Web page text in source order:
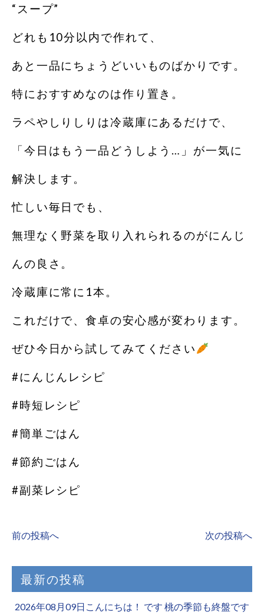
“スープ”
どれも10分以内で作れて、
あと一品にちょうどいいものばかりです。
特におすすめなのは作り置き。
ラペやしりしりは冷蔵庫にあるだけで、
「今日はもう一品どうしよう…」が一気に
解決します。
忙しい毎日でも、
無理なく野菜を取り入れられるのがにんじ
んの良さ。
冷蔵庫に常に1本。
これだけで、食卓の安心感が変わります。
ぜひ今日から試してみてください
#にんじんレシピ
#時短レシピ
#簡単ごはん
#節約ごはん
#副菜レシピ
前の投稿へ 次の投稿へ
最新の投稿
2026年08月09日こんにちは！ です 桃の季節も終盤です